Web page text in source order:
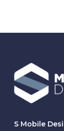
S Mobile